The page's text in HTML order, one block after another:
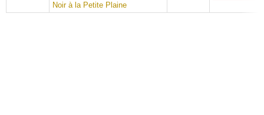
Noir à la Petite Plaine